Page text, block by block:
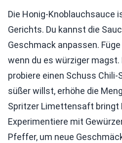
Die Honig-Knoblauchsauce
Gerichts. Du kannst die
Geschmack anpassen.
wenn du es würziger
probiere einen Schuss Chili-
süßer willst, erhöhe die
Spritzer Limettensaft bringt
Experimentiere mit
Pfeffer, um neue